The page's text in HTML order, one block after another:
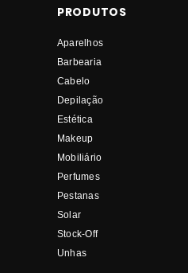
PRODUTOS
Aparelhos
Barbearia
Cabelo
Depilação
Estética
Makeup
Mobiliário
Perfumes
Pestanas
Solar
Stock-Off
Unhas